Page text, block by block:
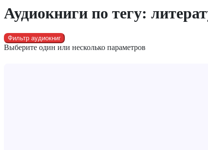
Аудиокниги по тегу:
Фильтр аудиокниг
Выберите один или несколько параметров